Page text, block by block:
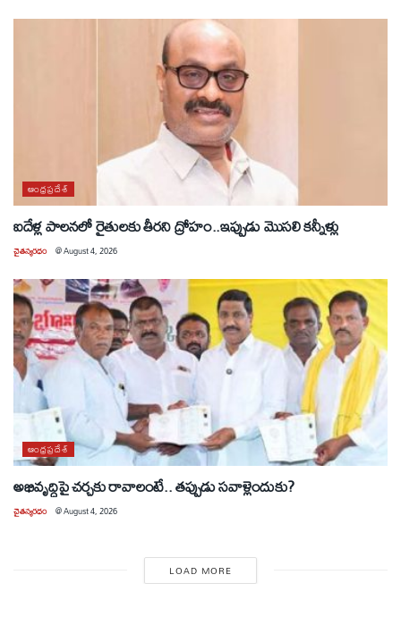
ఆంధ్రప్రదేశ్
ఐదేళ్ల పాలనలో రైతులకు తీరని ద్రోహం..ఇప్పుడు మొసలి కన్నీళ్లు
చైతన్యరధం @August 4, 2026
ఆంధ్రప్రదేశ్
అభివృద్ధిపై చర్చకు రావాలంటే.. తప్పుడు సవాళ్లెందుకు?
చైతన్యరధం @August 4, 2026
LOAD MORE